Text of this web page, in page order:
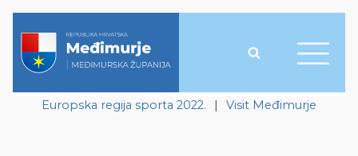
Europska regija sporta 2022. | Visit Međimurje